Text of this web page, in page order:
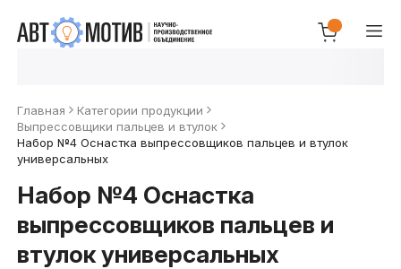
Главная
Категории продукции
Выпрессовщики пальцев и втулок
Набор №4 Оснастка выпрессовщиков пальцев и втулок
универсальных
Набор №4 Оснастка
выпрессовщиков пальцев и
втулок универсальных